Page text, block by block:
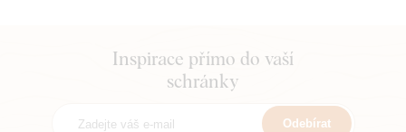
Inspirace přímo do vaší
schránky
Odebírat